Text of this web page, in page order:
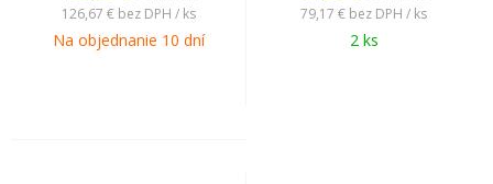
126,67 € bez DPH / ks
Na objednanie 10 dní
79,17 € bez DPH / ks
2 ks